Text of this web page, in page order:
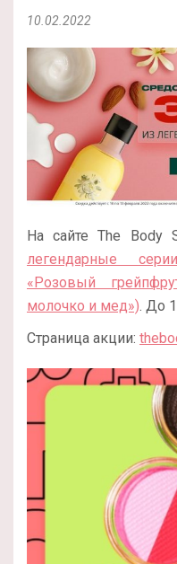
10.02.2022
На сайте The Body
легендарные
«Розовый
молочко и мед»). До
Страница акции: